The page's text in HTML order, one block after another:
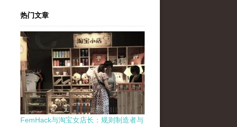
热门文章
FemHack与淘宝女店长：规则制造者与